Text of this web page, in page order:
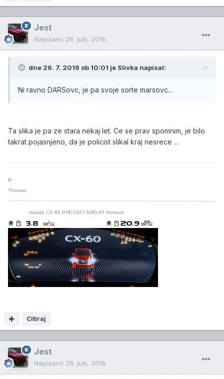
Jest
Napisano 26. julij, 2016
dne 26. 7. 2016 ob 10:01 je Slivka napisal:
Ni ravno DARSovc, je pa svoje sorte marsovc...
Ta slika je pa ze stara nekaj let. Ce se prav spomnim, je bilo
takrat pojasnjeno, da je policist slikal kraj nesrece ...
Citiraj
lp
Thomas
mazda CX-60 PHEV327 AWD AT Homura
Jest
Napisano 26. julij, 2016